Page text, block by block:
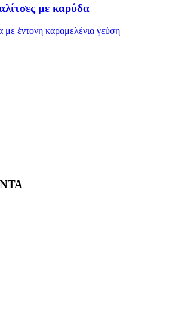
με καρύδα
έντονη καραμελένια γεύση